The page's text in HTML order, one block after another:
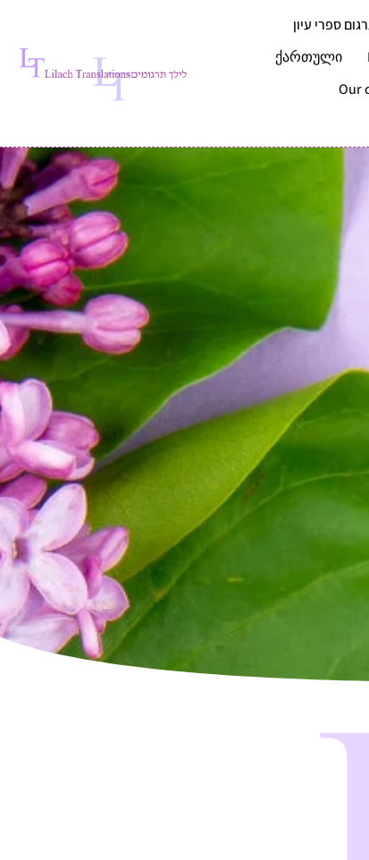
ספרי עיון
ქართული
Our